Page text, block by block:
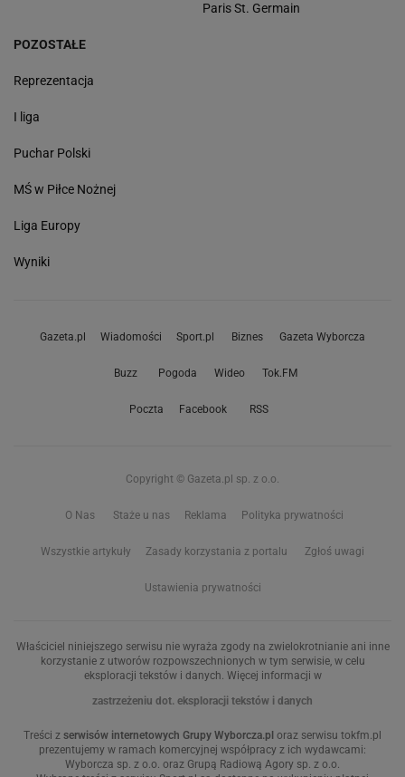
Paris St. Germain
POZOSTAŁE
Reprezentacja
I liga
Puchar Polski
MŚ w Piłce Nożnej
Liga Europy
Wyniki
Gazeta.pl Wiadomości Sport.pl Biznes Gazeta Wyborcza
Buzz Pogoda Wideo Tok.FM
Poczta Facebook RSS
Copyright © Gazeta.pl sp. z o.o.
O Nas Staże u nas Reklama Polityka prywatności
Wszystkie artykuły Zasady korzystania z portalu Zgłoś uwagi
Ustawienia prywatności
Właściciel niniejszego serwisu nie wyraża zgody na zwielokrotnianie ani inne
korzystanie z utworów rozpowszechnionych w tym serwisie, w celu
eksploracji tekstów i danych. Więcej informacji w
zastrzeżeniu dot. eksploracji tekstów i danych
Treści z serwisów internetowych Grupy Wyborcza.pl oraz serwisu tokfm.pl
prezentujemy w ramach komercyjnej współpracy z ich wydawcami:
Wyborcza sp. z o.o. oraz Grupą Radiową Agory sp. z o.o.